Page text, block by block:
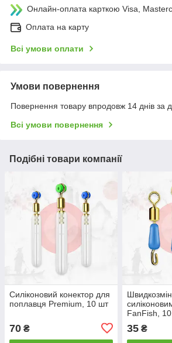
Онлайн-оплата карткою Visa,
Оплата на карту
Всі умови оплати
Умови повернення
Повернення товару впродовж 14 днів за
Всі умови повернення
Подібні товари компанії
Силіконовий конектор для
поплавця Premium, 10 шт
70 ₴
FanFish,
35₴